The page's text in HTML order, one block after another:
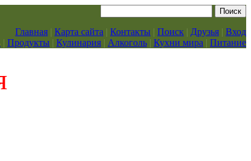
Главная | Карта сайта | Контакты | Поиск | Друзья | Вход
| Продукты | Кулинария | Алкоголь | Кухни мира | Питание